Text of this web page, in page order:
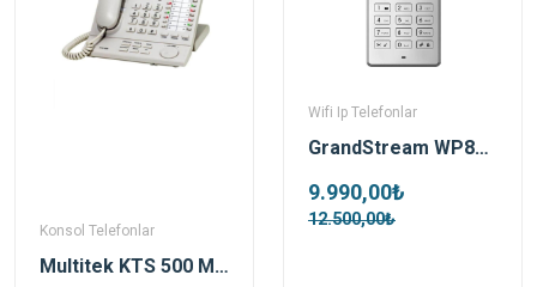
Konsol Telefonlar
Multitek KTS 500 Masaüstü Santral Operatör Telefonu
Wifi Ip Telefonlar
GrandStream WP822 Wi-Fi IP Telsiz Telefon
9.990,00₺
12.500,00₺